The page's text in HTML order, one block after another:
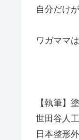
自分だけ
ワガママ
【執筆】
世田谷人
日本整形